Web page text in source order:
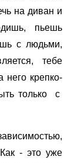
на диван и
пьешь
с людьми,
тебе
него крепко-
только с
- это уже